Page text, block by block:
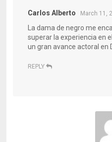
Carlos Alberto March 11,
La dama de negro me
superar la experiencia en
un gran avance actoral en
REPLY